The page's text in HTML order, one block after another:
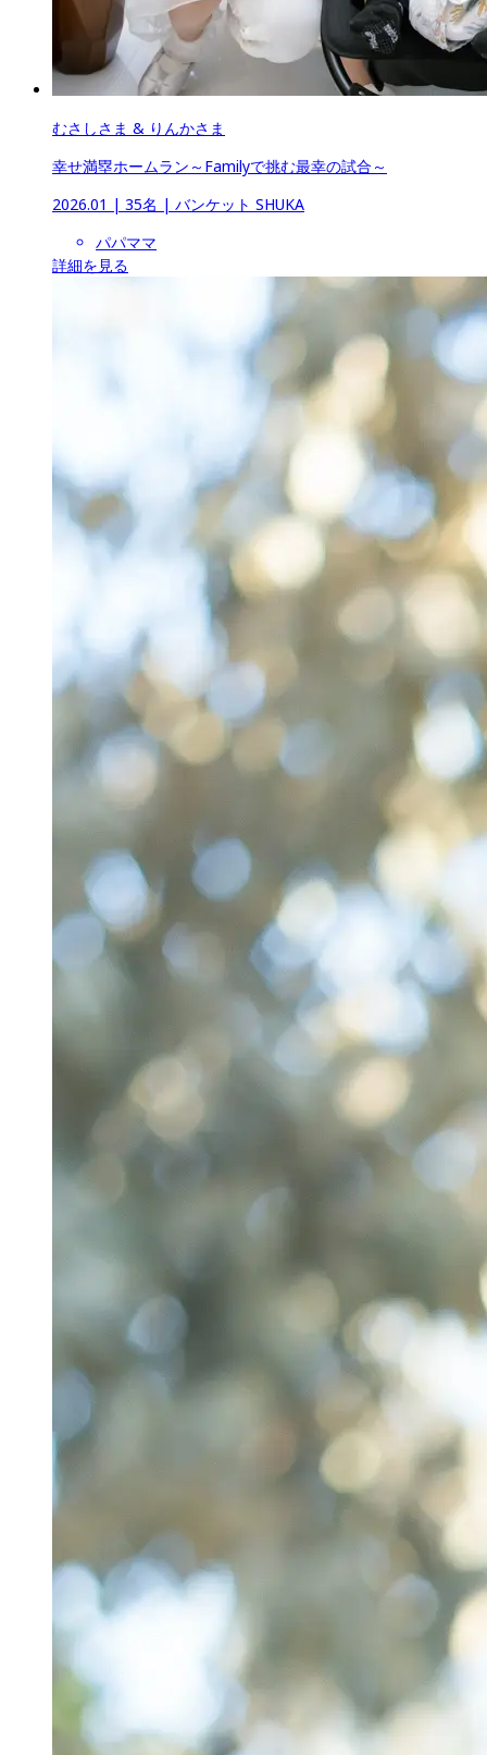
むさしさま & りんかさま
幸せ満塁ホームラン～Familyで挑む最幸の試合～
2026.01 | 35名 | バンケット SHUKA
パパママ
詳細を見る